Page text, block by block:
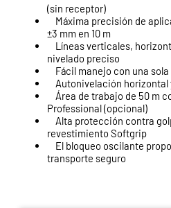
(sin receptor)
Máxima precisión de
±3 mm en 10 m
Líneas verticales,
nivelado preciso
Fácil manejo con una sola
Autonivelación horizontal
Área de trabajo de 50 m
Professional (opcional)
Alta protección contra
revestimiento Softgrip
El bloqueo oscilante
transporte seguro